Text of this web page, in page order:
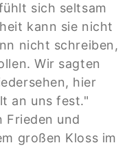
sich seltsam
kann sie nicht
nicht schreiben,
Wir sagten
hier
an uns fest."
Frieden und
großen Kloss im